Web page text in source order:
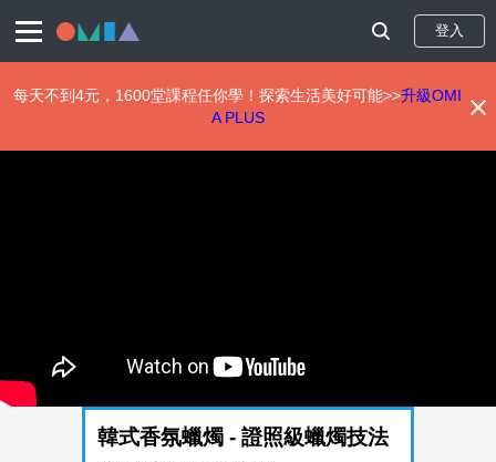
登入
每天不到4元，1600堂課程任你學！探索生活美好可能>>升級OMI
A PLUS
韓式香氛蠟燭 - 證照級蠟燭技法